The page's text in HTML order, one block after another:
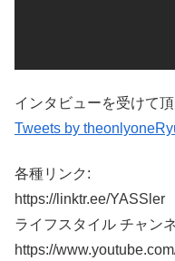
インタビューを受けて
Tweets by
各種リンク:
https://linktr.ee/YASSler
ライフスタイル チャン
https://